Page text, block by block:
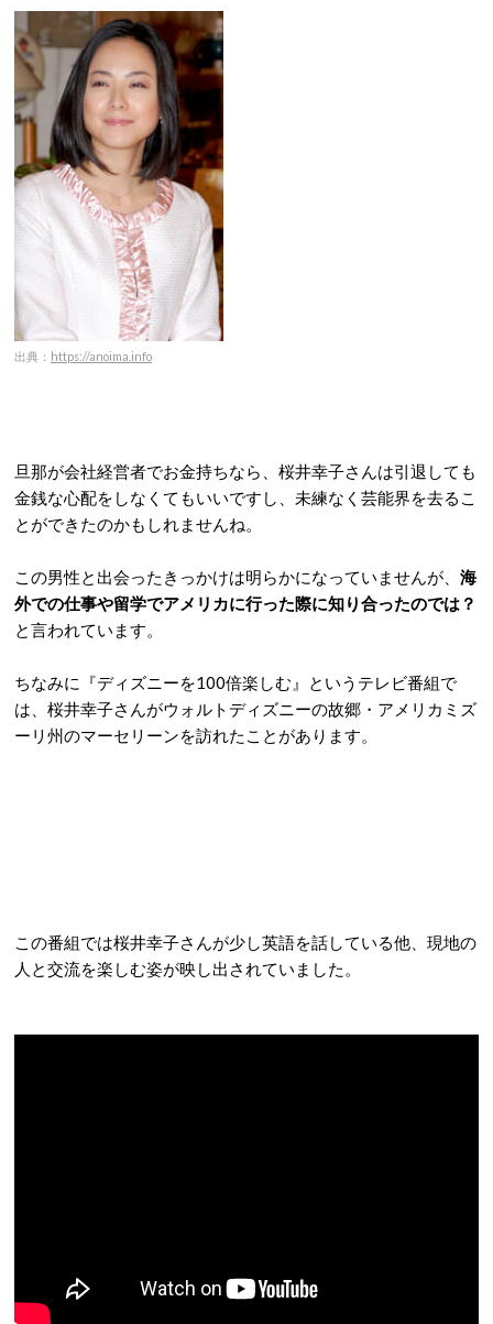
出典： https://anoima.info
旦那が会社経営者でお金持ちなら、桜井幸子さんは引退しても
金銭な心配をしなくてもいいですし、未練なく芸能界を去るこ
とができたのかもしれませんね。
この男性と出会ったきっかけは明らかになっていませんが、 海
外での仕事や留学でアメリカに行った際に知り合ったのでは？
と言われています。
ちなみに『ディズニーを100倍楽しむ』というテレビ番組で
は、桜井幸子さんがウォルトディズニーの故郷・アメリカミズ
ーリ州のマーセリーンを訪れたことがあります。
この番組では桜井幸子さんが少し英語を話している他、現地の
人と交流を楽しむ姿が映し出されていました。